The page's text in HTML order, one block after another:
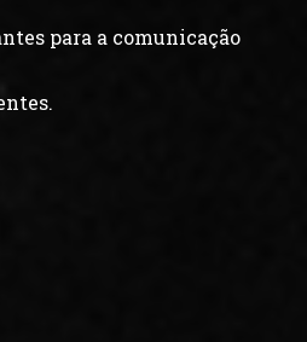
para a comunicação